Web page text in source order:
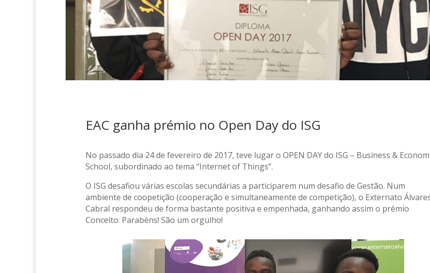
EAC ganha prémio no Open Day do ISG
No passado dia 24 de fevereiro de 2017, teve lugar o OPEN DAY do ISG – Business &
School, subordinado ao tema “Internet of Things”.
O ISG desafiou várias escolas secundárias a participarem num desafio de Gestão. Num
ambiente de coopetição (cooperação e simultaneamente de competição), o Externato
Cabral respondeu de forma bastante positiva e empenhada, ganhando assim o prémio
Conceito. Parabéns! São um orgulho!